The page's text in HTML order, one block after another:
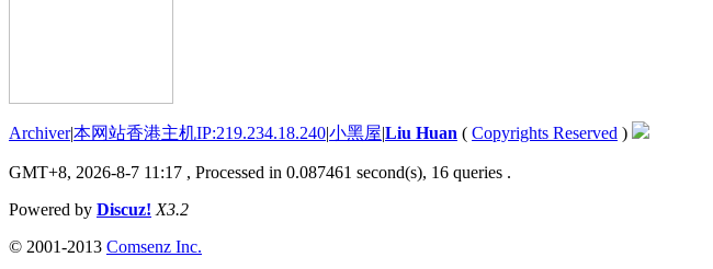
Archiver|本网站香港主机IP:219.234.18.240|小黑屋|Liu Huan ( Copyrights Reserved )
GMT+8, 2026-8-7 11:17 , Processed in 0.087461 second(s), 16 queries .
Powered by Discuz! X3.2
© 2001-2013 Comsenz Inc.